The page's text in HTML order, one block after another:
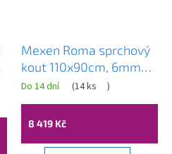
Mexen Roma sprchový
kout 110x90cm, 6mm
sklo, černý profil-čiré
sklo, 854-110-090-70-
00
Do 14 dní (14 ks )
8 419 Kč